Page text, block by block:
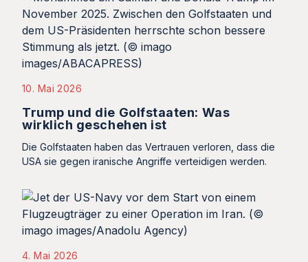
10. Mai 2026
Trump und die Golfstaaten: Was
wirklich geschehen ist
Die Golfstaaten haben das Vertrauen verloren, dass die
USA sie gegen iranische Angriffe verteidigen werden.
4. Mai 2026